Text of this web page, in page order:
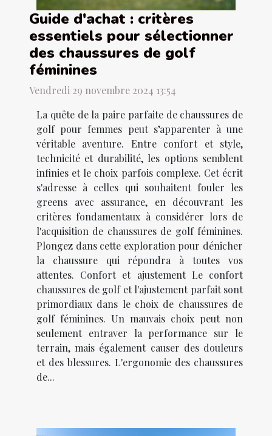
Guide d'achat : critères
essentiels pour sélectionner
des chaussures de golf
féminines
Vendredi 29 novembre 2024 13:54
La quête de la paire parfaite de chaussures de
golf pour femmes peut s’apparenter à une
véritable aventure. Entre confort et style,
technicité et durabilité, les options semblent
infinies et le choix parfois complexe. Cet écrit
s'adresse à celles qui souhaitent fouler les
greens avec assurance, en découvrant les
critères fondamentaux à considérer lors de
l'acquisition de chaussures de golf féminines.
Plongez dans cette exploration pour dénicher
la chaussure qui répondra à toutes vos
attentes. Confort et ajustement Le confort
chaussures de golf et l'ajustement parfait sont
primordiaux dans le choix de chaussures de
golf féminines. Un mauvais choix peut non
seulement entraver la performance sur le
terrain, mais également causer des douleurs
et des blessures. L'ergonomie des chaussures
de...